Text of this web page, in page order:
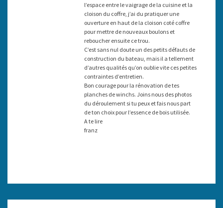
l’espace entre le vaigrage de la cuisine et la
cloison du coffre, j’ai du pratiquer une
ouverture en haut de la cloison coté coffre
pour mettre de nouveaux boulons et
reboucher ensuite ce trou.
C’est sans nul doute un des petits défauts de
construction du bateau, mais il a tellement
d’autres qualités qu’on oublie vite ces petites
contraintes d’entretien.
Bon courage pour la rénovation de tes
planches de winchs. Joins nous des photos
du déroulement si tu peux et fais nous part
de ton choix pour l’essence de bois utilisée.
A te lire
franz